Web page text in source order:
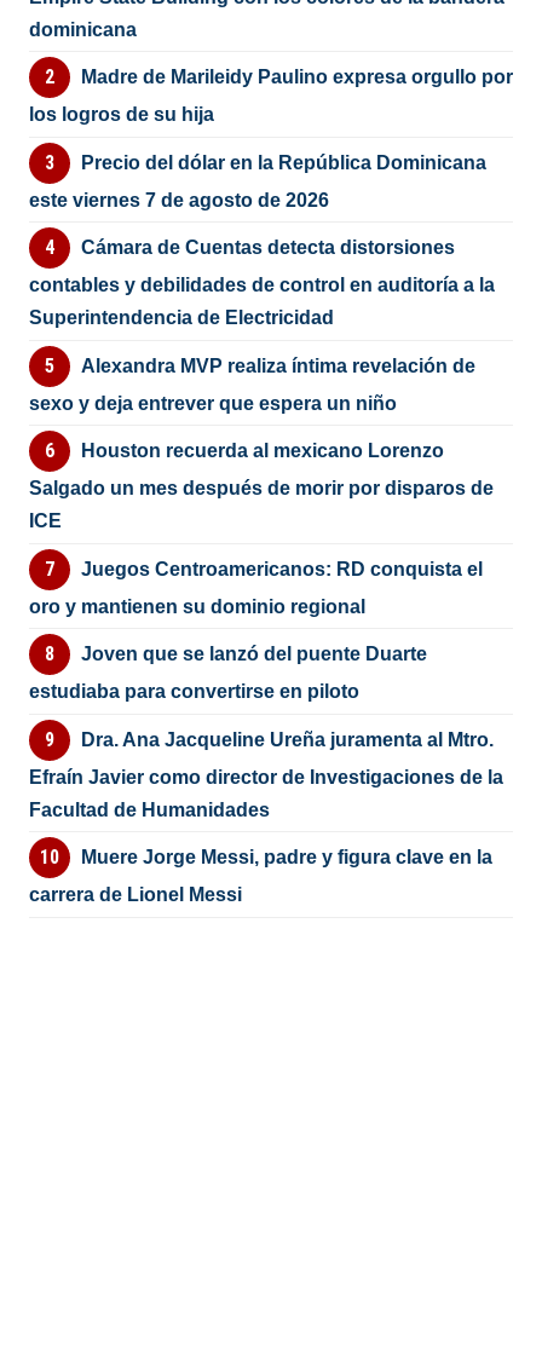
dominicana
Madre de Marileidy Paulino expresa orgullo por
los logros de su hija
Precio del dólar en la República Dominicana
este viernes 7 de agosto de 2026
Cámara de Cuentas detecta distorsiones
contables y debilidades de control en auditoría a la
Superintendencia de Electricidad
Alexandra MVP realiza íntima revelación de
sexo y deja entrever que espera un niño
Houston recuerda al mexicano Lorenzo
Salgado un mes después de morir por disparos de
ICE
Juegos Centroamericanos: RD conquista el
oro y mantienen su dominio regional
Joven que se lanzó del puente Duarte
estudiaba para convertirse en piloto
Dra. Ana Jacqueline Ureña juramenta al Mtro.
Efraín Javier como director de Investigaciones de la
Facultad de Humanidades
Muere Jorge Messi, padre y figura clave en la
carrera de Lionel Messi